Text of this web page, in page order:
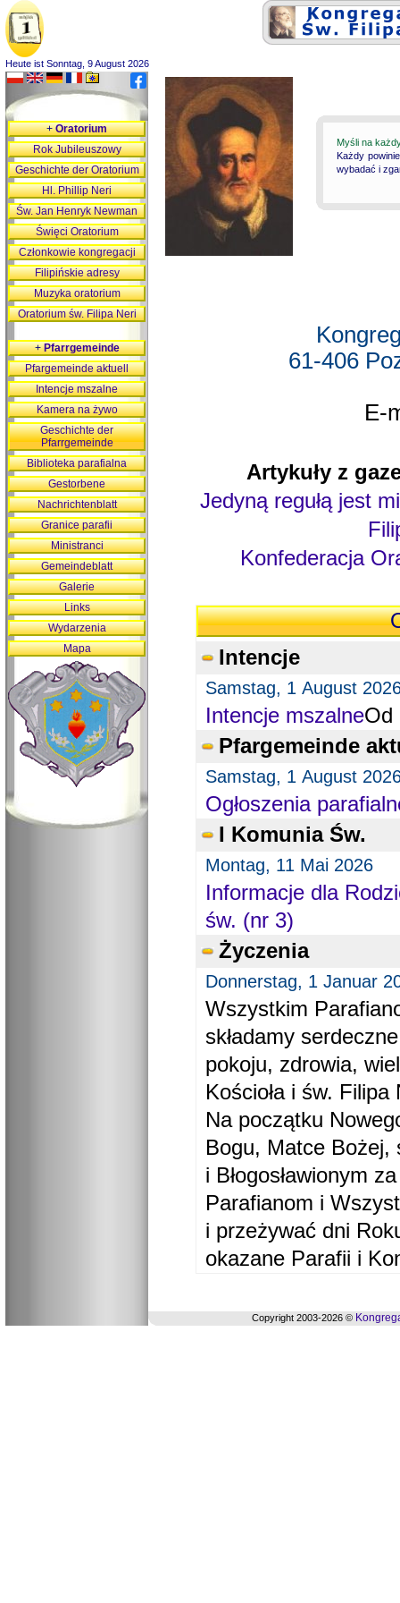
Heute ist Sonntag, 9 August 2026
Myśli na
Każdy
wybadać i
61-406
E-
Artykuły z
Jedyną regułą jest
Konfederacja
Intencje
Samstag, 1 August
Intencje mszalneOd
Pfargemeinde
Samstag, 1 August
Ogłoszenia
I Komunia Św.
Montag, 11 Mai 2026
Informacje dla
św. (nr 3)
Życzenia
Donnerstag, 1 Januar
Wszystkim
składamy
pokoju, zdrowia,
Kościoła i św. Filipa
Na początku
Bogu, Matce Bożej,
i Błogosławionym
Parafianom i
i przeżywać dni
okazane Parafii i
+Oratorium
Rok Jubileuszowy
Geschichte der Oratorium
Hl. Phillip Neri
Św. Jan Henryk Newman
Święci Oratorium
Członkowie kongregacji
Filipińskie adresy
Muzyka oratorium
Oratorium św. Filipa Neri
+Pfarrgemeinde
Pfargemeinde aktuell
Intencje mszalne
Kamera na żywo
Geschichte der
Pfarrgemeinde
Biblioteka parafialna
Gestorbene
Nachrichtenblatt
Granice parafii
Ministranci
Gemeindeblatt
Galerie
Links
Wydarzenia
Mapa
Copyright 2003-2026 ©